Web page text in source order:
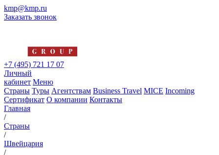
kmp@kmp.ru
Заказать звонок
+7 (495) 721 17 07
Личный
кабинет Меню
Страны Туры Агентствам Business Travel MICE Incoming
Сертификат О компании Контакты
Главная
/
Страны
/
Швейцария
/